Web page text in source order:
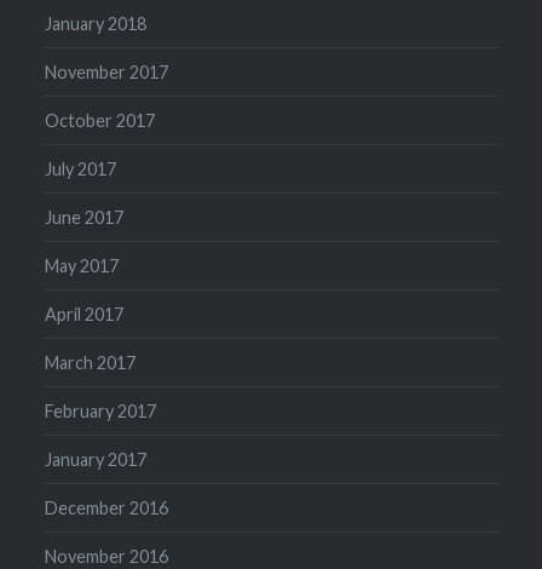
January 2018
November 2017
October 2017
July 2017
June 2017
May 2017
April 2017
March 2017
February 2017
January 2017
December 2016
November 2016